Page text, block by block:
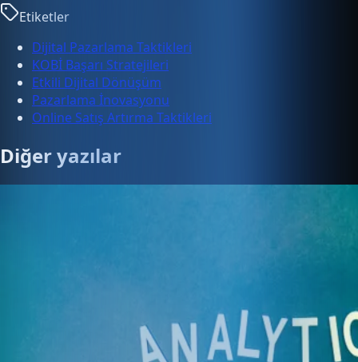
Etiketler
Dijital Pazarlama Taktikleri
KOBİ Başarı Stratejileri
Etkili Dijital Dönüşüm
Pazarlama İnovasyonu
Online Satış Artırma Taktikleri
Diğer yazılar